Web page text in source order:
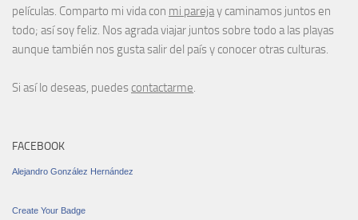
películas. Comparto mi vida con mi parejay caminamos juntos en
todo; así soy feliz. Nos agrada viajar juntos sobre todo a las playas
aunque también nos gusta salir del país y conocer otras culturas.
Si así lo deseas, puedes contactarme
FACEBOOK
Alejandro González Hernández
Create Your Badge